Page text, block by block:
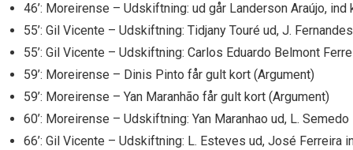
46’: Moreirense – Udskiftning: ud går Landerson Araújo,
55’: Gil Vicente – Udskiftning: Tidjany Touré ud, J.
55’: Gil Vicente – Udskiftning: Carlos Eduardo Belmont
59’: Moreirense – Dinis Pinto får gult kort (Argument)
59’: Moreirense – Yan Maranhão får gult kort (Argument)
60’: Moreirense – Udskiftning: Yan Maranhao ud, L. Semedo
66’: Gil Vicente – Udskiftning: L. Esteves ud, José Ferreira